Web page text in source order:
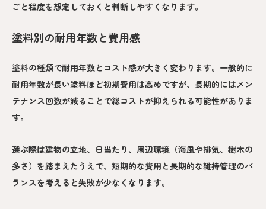
ごと程度を想定しておくと判断しやすくなります。
塗料別の耐用年数と費用感
塗料の種類で耐用年数とコスト感が大きく変わります。一般的に
耐用年数が長い塗料ほど初期費用は高めですが、長期的にはメン
テナンス回数が減ることで総コストが抑えられる可能性がありま
す。
選ぶ際は建物の立地、日当たり、周辺環境（海風や排気、樹木の
多さ）を踏まえたうえで、短期的な費用と長期的な維持管理のバ
ランスを考えると失敗が少なくなります。